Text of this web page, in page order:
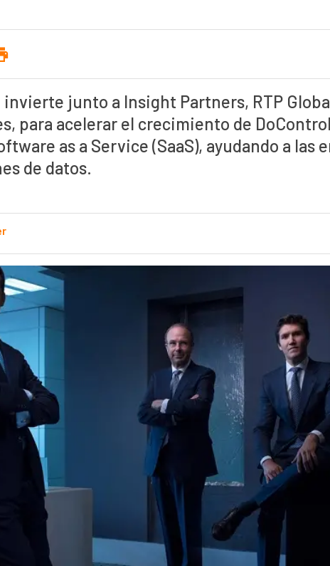
junto a Insight Partners, RTP
para acelerar el crecimiento de
as a Service (SaaS), ayudando a las
de datos.